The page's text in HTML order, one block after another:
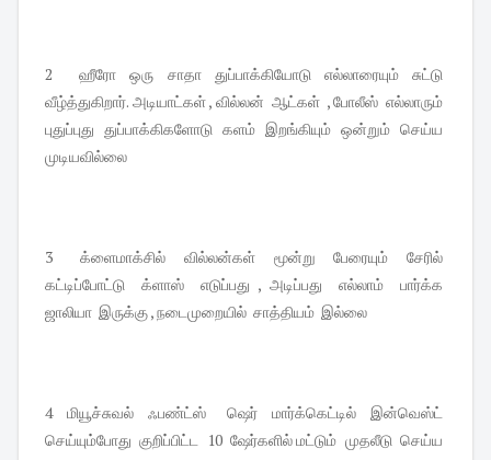
2 ஹீரோ ஒரு சாதா துப்பாக்கியோடு எல்லாரையும் சுட்டு
வீழ்த்துகிறார். அடியாட்கள் , வில்லன் ஆட்கள் , போலீஸ் எல்லாரும்
புதுப்புது துப்பாக்கிகளோடு களம் இறங்கியும் ஒன்றும் செய்ய
முடியவில்லை
3 க்ளைமாக்சில் வில்லன்கள் மூன்று பேரையும் சேரில்
கட்டிப்போட்டு க்ளாஸ் எடுப்பது , அடிப்பது எல்லாம் பார்க்க
ஜாலியா இருக்கு , நடைமுறையில் சாத்தியம் இல்லை
4 மியூச்சுவல் ஃபண்ட்ஸ் ஷெர் மார்க்கெட்டில் இன்வெஸ்ட்
செய்யும்போது குறிப்பிட்ட 10 ஷேர்களில் மட்டும் முதலீடு செய்ய